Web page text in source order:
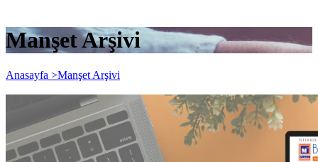
Manşet Arşivi
Anasayfa >Manşet Arşivi